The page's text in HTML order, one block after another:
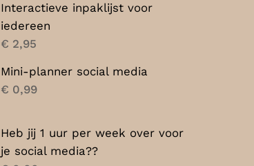
Interactieve inpaklijst voor
iedereen
€ 2,95
Mini-planner social media
€ 0,99
Heb jij 1 uur per week over voor
je social media??